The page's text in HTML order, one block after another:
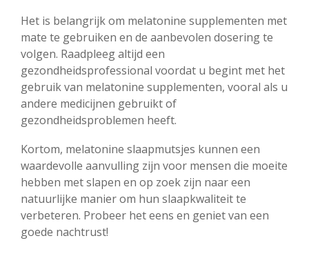
Het is belangrijk om melatonine supplementen met
mate te gebruiken en de aanbevolen dosering te
volgen. Raadpleeg altijd een
gezondheidsprofessional voordat u begint met het
gebruik van melatonine supplementen, vooral als u
andere medicijnen gebruikt of
gezondheidsproblemen heeft.
Kortom, melatonine slaapmutsjes kunnen een
waardevolle aanvulling zijn voor mensen die moeite
hebben met slapen en op zoek zijn naar een
natuurlijke manier om hun slaapkwaliteit te
verbeteren. Probeer het eens en geniet van een
goede nachtrust!